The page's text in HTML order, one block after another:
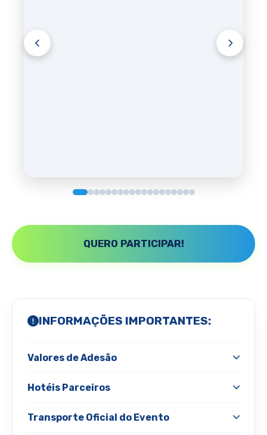
QUERO PARTICIPAR!
INFORMAÇÕES IMPORTANTES:
Valores de Adesão
· Early bird (valor promocional até 30/05):
· Associados Sindusfarma:R$ 790
Hotéis Parceiros
Transporte Oficial do Evento